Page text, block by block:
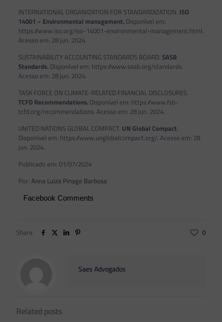
INTERNATIONAL ORGANIZATION FOR STANDARDIZATION. ISO
14001 – Environmental management.Disponível em:
https://www.iso.org/iso-14001-environmental-management.html.
Acesso em: 28 jun. 2024.
SUSTAINABILITY ACCOUNTING STANDARDS BOARD. SASB
Standards. Disponível em: https://www.sasb.org/standards.
Acesso em: 28 jun. 2024.
TASK FORCE ON CLIMATE-RELATED FINANCIAL DISCLOSURES.
TCFD Recommendations.Disponível em: https://www.fsb-
tcfd.org/recommendations. Acesso em: 28 jun. 2024.
UNITED NATIONS GLOBAL COMPACT. UN Global Compact.
Disponível em: https://www.unglobalcompact.org/. Acesso em: 28
jun. 2024.
Publicado em: 01/07/2024
Por: Anna Luiza Pinage Barbosa
Facebook Comments
Share 0
Saes Advogados
Related posts